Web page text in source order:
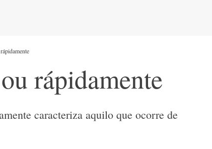
rápidamente
caracteriza aquilo que ocorre de